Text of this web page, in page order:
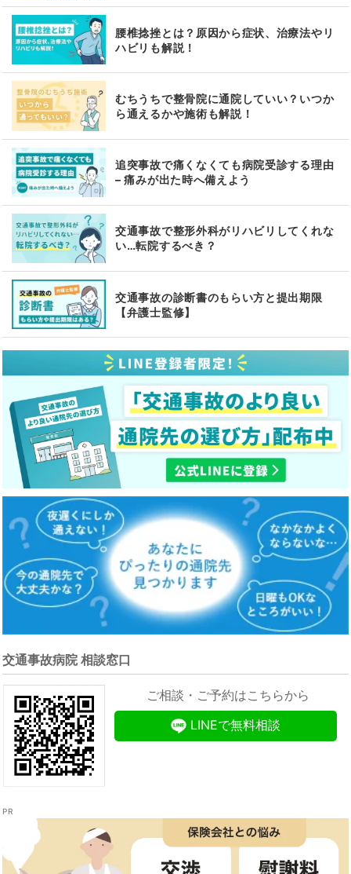
腰椎捻挫とは？原因から症状、治療法やリ
ハビリも解説！
むちうちで整骨院に通院していい？いつか
ら通えるかや施術も解説！
追突事故で痛くなくても病院受診する理由
– 痛みが出た時へ備えよう
交通事故で整形外科がリハビリしてくれな
い…転院するべき？
交通事故の診断書のもらい方と提出期限
【弁護士監修】
交通事故病院 相談窓口
ご相談・ご予約はこちらから
LINEで無料相談